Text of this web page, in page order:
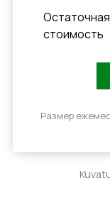
Остаточная
стоимость
Размер